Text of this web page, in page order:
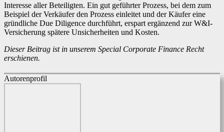
Interesse aller Beteiligten. Ein gut geführter Prozess, bei dem zum
Beispiel der Verkäufer den Prozess einleitet und der Käufer eine
gründliche Due Diligence durchführt, erspart ergänzend zur W&I-
Versicherung spätere Unsicherheiten und Kosten.
Dieser Beitrag ist in unserem Special Corporate Finance Recht
erschienen.
Autorenprofil